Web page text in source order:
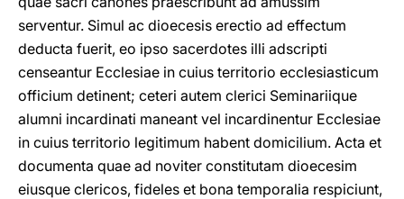
serventur. Simul ac dioecesis erectio ad effectum
deducta fuerit, eo ipso sacerdotes illi adscripti
censeantur Ecclesiae in cuius territorio ecclesiasticum
officium detinent; ceteri autem clerici Seminariique
alumni incardinati maneant vel incardinentur Ecclesiae
in cuius territorio legitimum habent domicilium. Acta et
documenta quae ad noviter constitutam dioecesim
eiusque clericos, fideles et bona temporalia respiciunt,